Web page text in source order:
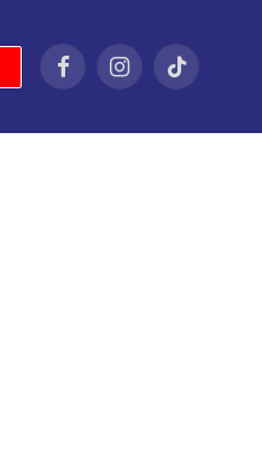
FacebookInstagramTikTok